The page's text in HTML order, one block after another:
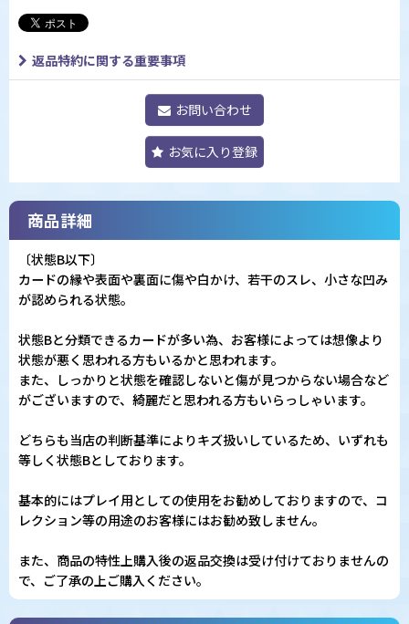
返品特約に関する重要事項
お問い合わせ
お気に入り登録
商品詳細
〔状態B以下〕
カードの縁や表面や裏面に傷や白かけ、若干のスレ、小さな凹み
が認められる状態。
状態Bと分類できるカードが多い為、お客様によっては想像より
状態が悪く思われる方もいるかと思われます。
また、しっかりと状態を確認しないと傷が見つからない場合など
がございますので、綺麗だと思われる方もいらっしゃいます。
どちらも当店の判断基準によりキズ扱いしているため、いずれも
等しく状態Bとしております。
基本的にはプレイ用としての使用をお勧めしておりますので、コ
レクション等の用途のお客様にはお勧め致しません。
また、商品の特性上購入後の返品交換は受け付けておりませんの
で、ご了承の上ご購入ください。